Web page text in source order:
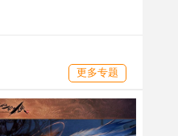
更多专题